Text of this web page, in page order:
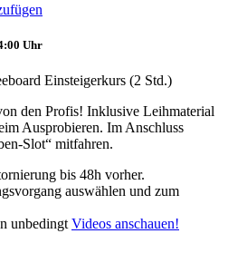
Uhr
Einsteigerkurs (2 Std.)
den Profis! Inklusive Leihmaterial
Ausprobieren. Im Anschluss
Slot“ mitfahren.
bis 48h vorher.
auswählen und zum
unbedingt Videos anschauen!